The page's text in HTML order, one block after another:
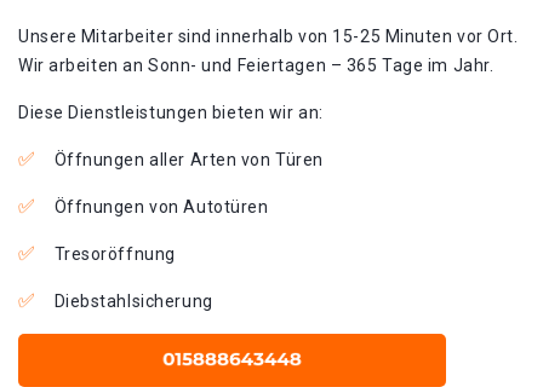
Unsere Mitarbeiter sind innerhalb von 15-25 Minuten vor Ort.
Wir arbeiten an Sonn- und Feiertagen – 365 Tage im Jahr.
Diese Dienstleistungen bieten wir an:
Öffnungen aller Arten von Türen
Öffnungen von Autotüren
Tresoröffnung
Diebstahlsicherung